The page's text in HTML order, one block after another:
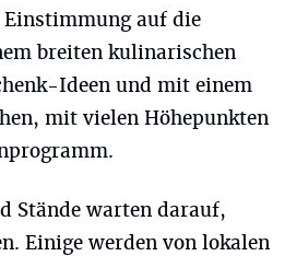
auf die
breiten kulinarischen
Ideen und mit einem
mit vielen Höhepunkten
Stände warten darauf,
Einige werden von lokalen